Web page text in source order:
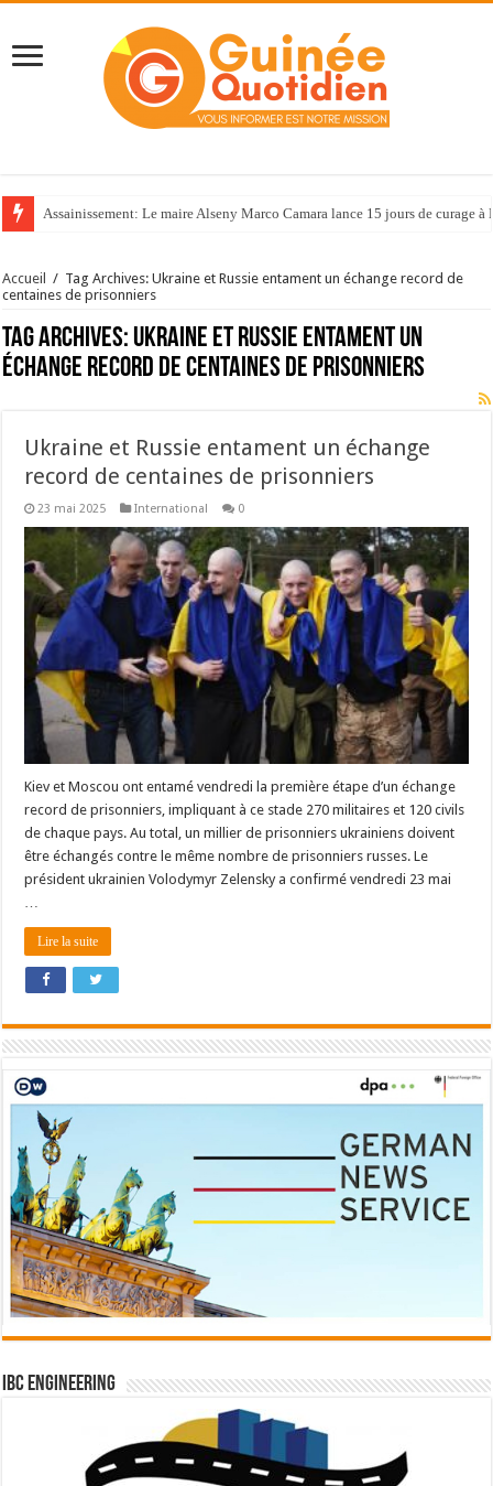
Assainissement: Le maire Alseny Marco Camara lance 15 jours de curage à
Accueil / Tag Archives: Ukraine et Russie entament un échange record de
centaines de prisonniers
Tag Archives: Ukraine et Russie entament un
échange record de centaines de prisonniers
Ukraine et Russie entament un échange
record de centaines de prisonniers
23 mai 2025 International 0
Kiev et Moscou ont entamé vendredi la première étape d’un échange
record de prisonniers, impliquant à ce stade 270 militaires et 120 civils
de chaque pays. Au total, un millier de prisonniers ukrainiens doivent
être échangés contre le même nombre de prisonniers russes. Le
président ukrainien Volodymyr Zelensky a confirmé vendredi 23 mai
Lire la suite
IBC Engineering